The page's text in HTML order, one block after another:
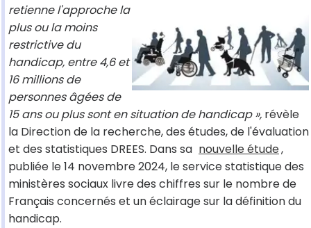
retienne l'approche la
plus ou la moins
restrictive du
handicap, entre 4,6 et
16 millions de
personnes âgées de
15 ans ou plus sont en situation de handicap », révèle
la Direction de la recherche, des études, de l'évaluation
et des statistiques DREES. Dans sa nouvelle étude,
publiée le 14 novembre 2024, le service statistique des
ministères sociaux livre des chiffres sur le nombre de
Français concernés et un éclairage sur la définition du
handicap.